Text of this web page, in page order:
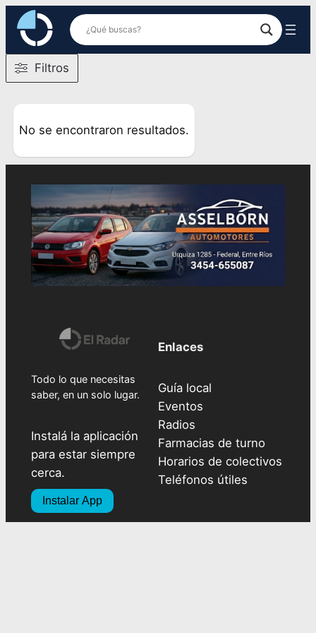
Saltar
contenido
Filtros
No se encontraron resultados.
Todo lo que necesitas
saber, en un solo lugar.
Instalá la aplicación
para estar siempre
cerca.
Instalar App
Enlaces
Guía local
Eventos
Radios
Farmacias de turno
Horarios de colectivos
Teléfonos útiles